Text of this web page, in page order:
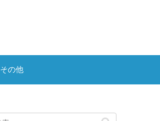
その他